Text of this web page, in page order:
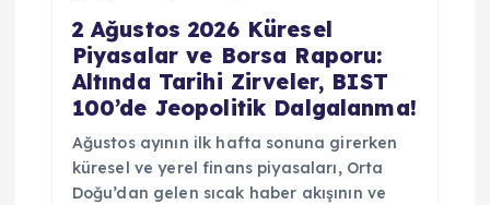
2 Ağustos 2026 Küresel
Piyasalar ve Borsa Raporu:
Altında Tarihi Zirveler, BIST
100’de Jeopolitik Dalgalanma!
Ağustos ayının ilk hafta sonuna girerken
küresel ve yerel finans piyasaları, Orta
Doğu’dan gelen sıcak haber akışının ve